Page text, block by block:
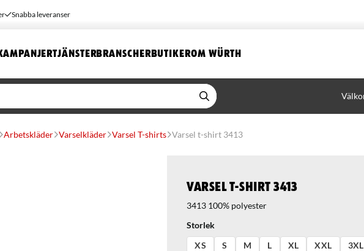
Snabba leveranser
KAMPANJERTJÄNSTERBRANSCHERBUTIKEROM WÜRTH
Arbetskläder Varselkläder Varsel T-shirts Varsel t-shirt 3413
Varsel t-shirt 3413
3413 100% polyester
Storlek
XS
S M L XL XXL 3XL